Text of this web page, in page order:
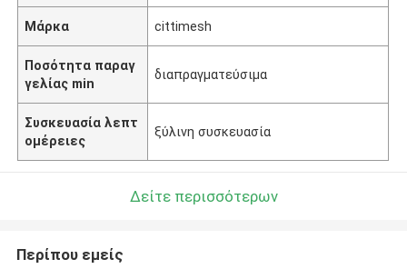
Μάρκα cittimesh
Ποσότητα παραγ
γελίας min
διαπραγματεύσιμα
Συσκευασία λεπτ
ομέρειες
ξύλινη συσκευασία
Δείτε περισσότερων
Περίπου εμείς